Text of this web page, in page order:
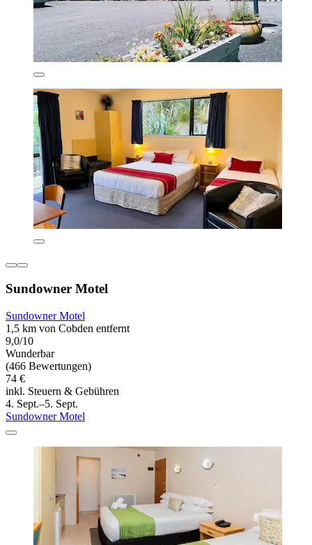
Sundowner Motel
Sundowner Motel
1,5 km von Cobden entfernt
9,0/10
Wunderbar
(466 Bewertungen)
74 €
inkl. Steuern & Gebühren
4. Sept.–5. Sept.
Sundowner Motel